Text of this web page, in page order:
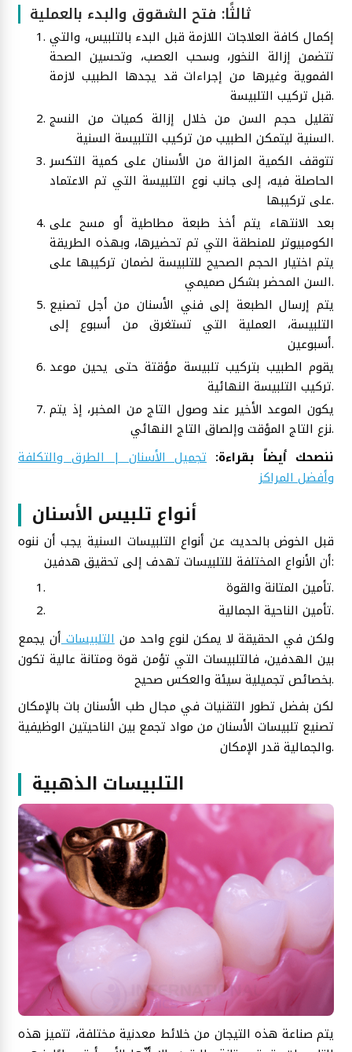
ثالثًا: فتح الشقوق والبدء بالعملية
إكمال كافة العلاجات اللازمة قبل البدء بالتلبيس، والتي
تتضمن إزالة النخور، وسحب العصب، وتحسين الصحة
الفموية وغيرها من إجراءات قد يجدها الطبيب لازمة
قبل تركيب التلبيسة.
تقليل حجم السن من خلال إزالة كميات من النسج
السنية ليتمكن الطبيب من تركيب التلبيسة السنية.
تتوقف الكمية المزالة من الأسنان على كمية التكسر
الحاصلة فيه، إلى جانب نوع التلبيسة التي تم الاعتماد
على تركيبها.
بعد الانتهاء يتم أخذ طبعة مطاطية أو مسح على
الكومبيوتر للمنطقة التي تم تحضيرها، وبهذه الطريقة
يتم اختيار الحجم الصحيح للتلبيسة لضمان تركيبها على
السن المحضر بشكل صميمي.
يتم إرسال الطبعة إلى فني الأسنان من أجل تصنيع
التلبيسة، العملية التي تستغرق من أسبوع إلى
أسبوعين.
يقوم الطبيب بتركيب تلبيسة مؤقتة حتى يحين موعد
تركيب التلبيسة النهائية.
يكون الموعد الأخير عند وصول التاج من المخبر، إذ يتم
نزع التاج المؤقت وإلصاق التاج النهائي.
ننصحك أيضاً بقراءة: تجميل الأسنان | الطرق والتكلفة
وأفضل المراكز
أنواع تلبيس الأسنان
قبل الخوض بالحديث عن أنواع التلبيسات السنية يجب أن ننوه
أن الأنواع المختلفة للتلبيسات تهدف إلى تحقيق هدفين:
تأمين المتانة والقوة.
تأمين الناحية الجمالية.
ولكن في الحقيقة لا يمكن لنوع واحد منالتلبيساتأن يجمع
بين الهدفين، فالتلبيسات التي تؤمن قوة ومتانة عالية تكون
بخصائص تجميلية سيئة والعكس صحيح.
لكن بفضل تطور التقنيات في مجال طب الأسنان بات بالإمكان
تصنيع تلبيسات الأسنان من مواد تجمع بين الناحيتين الوظيفية
والجمالية قدر الإمكان.
التلبيسات الذهبية
يتم صناعة هذه التيجان من خلائط معدنية مختلفة، تتميز هذه